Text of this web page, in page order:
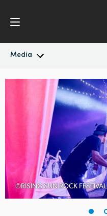
Media
Останні новини
Архів новин
Галерея зображень
Argentina
Australia
Austria
Brazil
Canada
China
©RISING SUN ROCK FESTIVAL